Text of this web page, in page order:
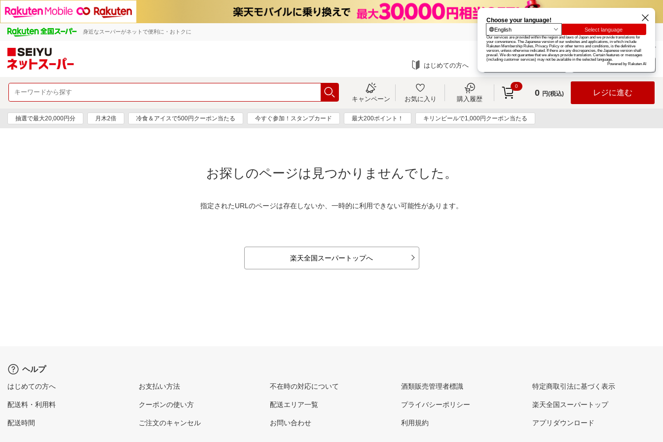
身近なスーパーがネットで便利に・おトクに 楽天グループ カード
お知らせ ヘルプ
はじめての方へ ログイン
キャンペーン お気に入り 購入履歴
0
0 円(税込) レジに進む
抽選で最大20,000円分 月木2倍 冷食＆アイスで500円クーポン当たる 今すぐ参加！スタンプカード 最大200ポイント！ キリンビールで1,000円クーポン当たる
お探しのページは見つかりませんでした。
指定されたURLのページは存在しないか、一時的に利用できない可能性があります。
楽天全国スーパートップへ
ヘルプ
はじめての方へ
配送料・利用料
配送時間
お支払い方法
クーポンの使い方
ご注文のキャンセル
不在時の対応について
配送エリア一覧
お問い合わせ
酒類販売管理者標識
プライバシーポリシー
利用規約
特定商取引法に基づく表示
楽天全国スーパートップ
アプリダウンロード